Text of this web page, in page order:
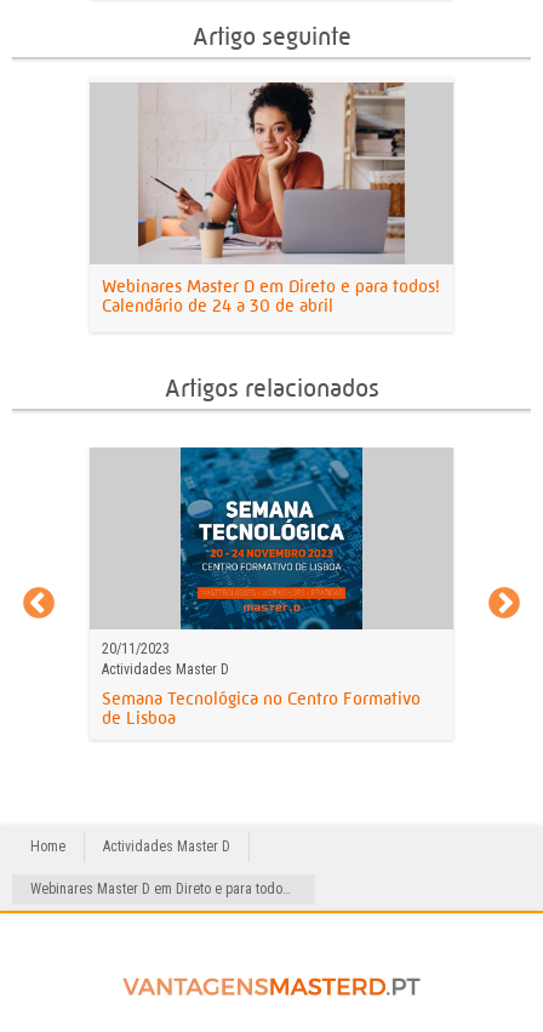
Artigo seguinte
Webinares Master D em Direto e para todos!
Calendário de 24 a 30 de abril
Artigos relacionados
20/11/2023
Actividades Master D
Semana Tecnológica no Centro Formativo
de Lisboa
Home Actividades Master D
Webinares Master D em Direto e para todos! Calendário de 16 a 22 de abril